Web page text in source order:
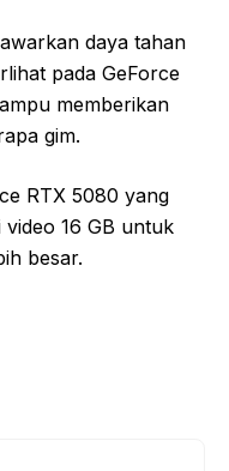
daya tahan
pada GeForce
memberikan
gim.
RTX 5080 yang
16 GB untuk
besar.